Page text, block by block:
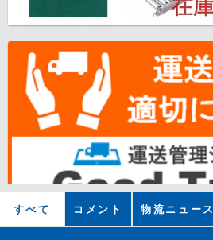
すべて コメント 物流ニュース